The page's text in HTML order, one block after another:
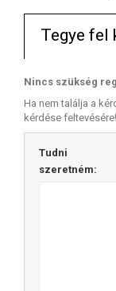
Tegye fel
Nincs szükség
Ha nem találja a
kérdése feltevésére!
Tudni
szeretném: